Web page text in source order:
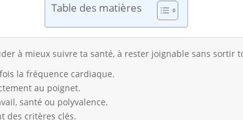
Table des matières
à mieux suivre ta santé, à rester joignable sans
la fréquence cardiaque.
au poignet.
santé ou polyvalence.
des critères clés.